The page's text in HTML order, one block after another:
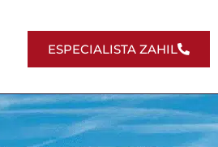
ESPECIALISTA ZAHIL